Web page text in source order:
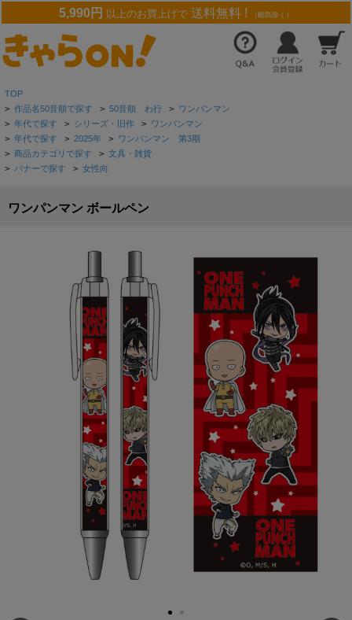
5,990円 以上のお買上げで 送料無料 ! （離島除く）
TOP
> 作品名50音順で探す > 50音順 わ行 > ワンパンマン
> 年代で探す > シリーズ・旧作 > ワンパンマン
> 年代で探す > 2025年 > ワンパンマン 第3期
> 商品カテゴリで探す > 文具・雑貨
> バナーで探す > 女性向
ワンパンマン ボールペン